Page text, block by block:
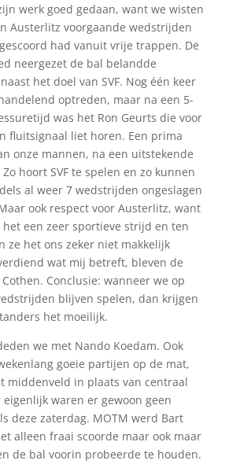
werk goed gedaan, want we wisten
Austerlitz voorgaande wedstrijden
had vanuit vrije trappen. De
neergezet de bal belandde
het doel van SVF. Nog één keer
optreden, maar na een 5-
was het Ron Geurts die voor
fluitsignaal liet horen. Een prima
onze mannen, na een uitstekende
hoort SVF te spelen en zo kunnen
al weer 7 wedstrijden ongeslagen
ook respect voor Austerlitz, want
een zeer sportieve strijd en ten
ze het ons zeker niet makkelijk
wat mij betreft, bleven de
Conclusie: wanneer we op
blijven spelen, dan krijgen
het moeilijk.
we met Nando Koedam. Ook
goeie partijen op de mat,
middenveld in plaats van centraal
waren er gewoon geen
deze zaterdag. MOTM werd Bart
alleen fraai scoorde maar ook maar
de bal voorin probeerde te houden.